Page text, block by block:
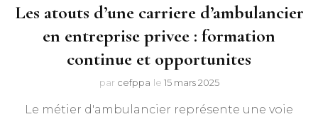
Les atouts d’une carriere d’ambulancier
en entreprise privee : formation
continue et opportunites
par cefppa le 15 mars 2025
Le métier d'ambulancier représente une voie